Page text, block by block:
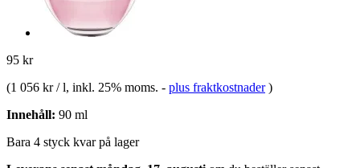
95 kr
(1 056 kr / l, inkl. 25% moms. - plus fraktkostnader )
Innehåll: 90 ml
Bara 4 styck kvar på lager